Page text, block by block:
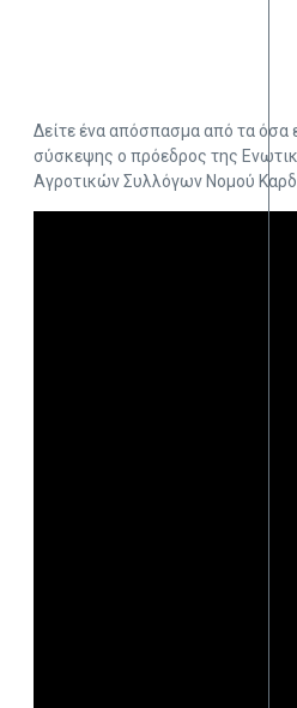
Δείτε ένα απόσπασμα από τα όσα
σύσκεψης ο πρόεδρος της
Αγροτικών Συλλόγων Νομού